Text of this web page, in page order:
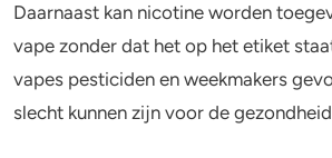
Daarnaast kan nicotine worden
vape zonder dat het op het etiket
vapes pesticiden en weekmakers
slecht kunnen zijn voor de